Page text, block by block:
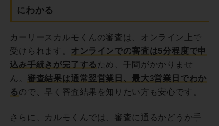
にわかる
カーリースカルモくんの審査は、オンライン上で
受けられます。 オンラインでの審査は5分程度で申
込み手続きが完了する ため、手間がかかりませ
ん。 審査結果は通常翌営業日、最大3営業日でわか
る ので、早く審査結果を知りたい方も安心です。
さらに、カルモくんでは、審査に通るかどうか手